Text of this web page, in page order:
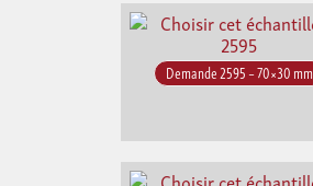
Demande 2595 – 70×30 mm